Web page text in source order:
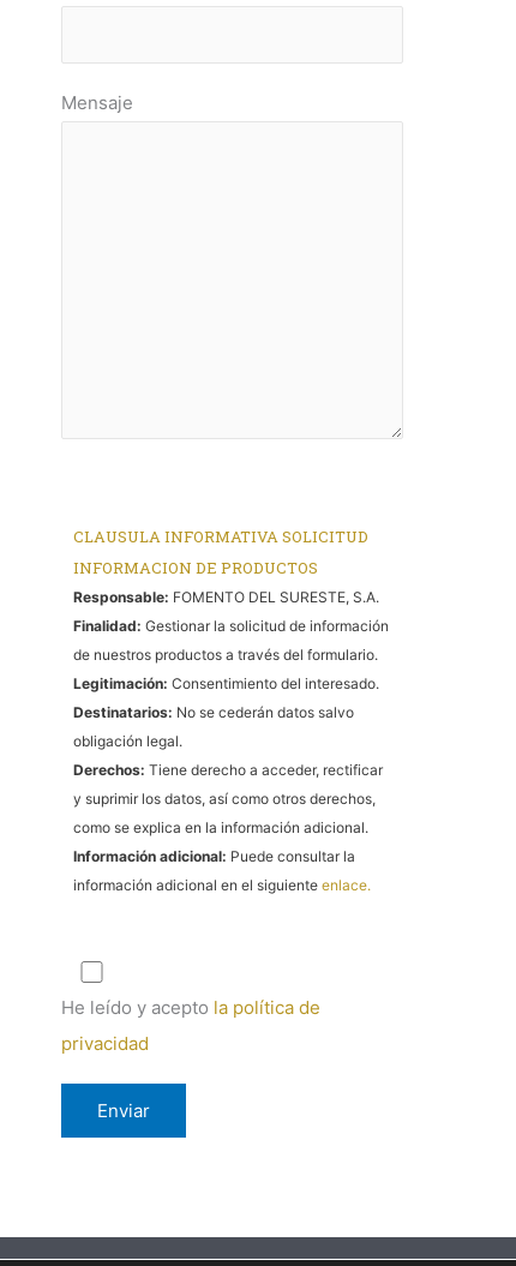
Mensaje
CLAUSULA INFORMATIVA SOLICITUD
INFORMACION DE PRODUCTOS
Responsable: FOMENTO DEL SURESTE, S.A.
Finalidad: Gestionar la solicitud de información
de nuestros productos a través del formulario.
Legitimación: Consentimiento del interesado.
Destinatarios: No se cederán datos salvo
obligación legal.
Derechos: Tiene derecho a acceder, rectificar
y suprimir los datos, así como otros derechos,
como se explica en la información adicional.
Información adicional: Puede consultar la
información adicional en el siguiente enlace.
He leído y acepto la política de
privacidad